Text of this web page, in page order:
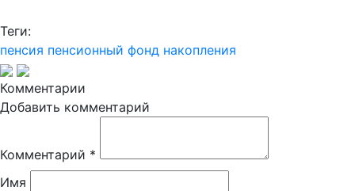
Теги:
пенсия пенсионный фонд накопления
Комментарии
Добавить комментарий
Комментарий *
Имя